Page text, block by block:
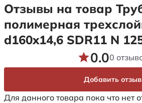
Отзывы на товар
полимерная
d160x14,6 SDR11 N
Для данного товара пока что нет
0.00
Добавить отзыв